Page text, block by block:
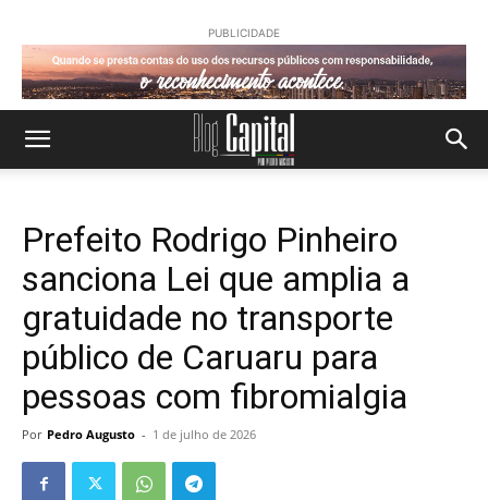
PUBLICIDADE
Prefeito Rodrigo Pinheiro
sanciona Lei que amplia a
gratuidade no transporte
público de Caruaru para
pessoas com fibromialgia
Por Pedro Augusto - 1 de julho de 2026